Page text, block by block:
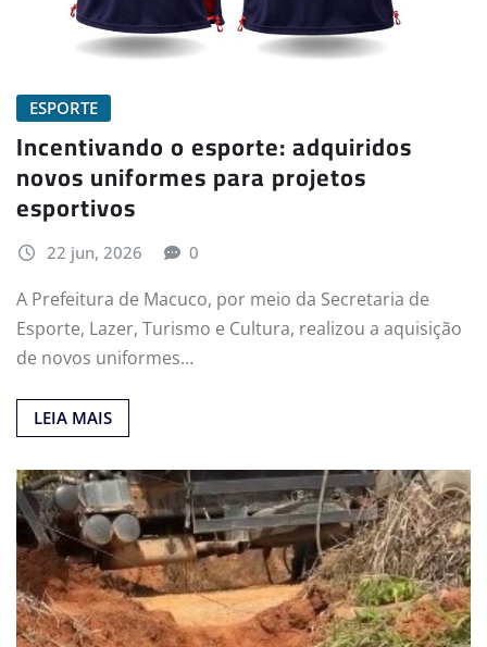
ESPORTE
Incentivando o esporte: adquiridos
novos uniformes para projetos
esportivos
22 jun, 2026 0
A Prefeitura de Macuco, por meio da Secretaria de
Esporte, Lazer, Turismo e Cultura, realizou a aquisição
de novos uniformes…
LEIA MAIS